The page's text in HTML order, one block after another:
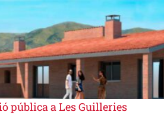
pública a Les Guilleries